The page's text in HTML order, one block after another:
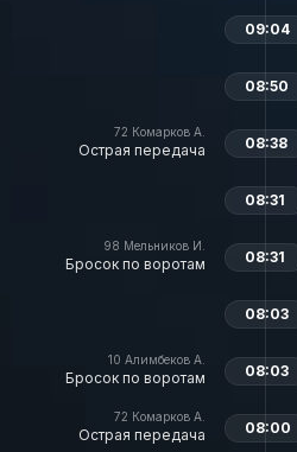
09:04
08:50
72 Комарков А.
Острая передача 08:38
08:31
98 Мельников И.
Бросок по воротам 08:31
08:03
10 Алимбеков А.
Бросок по воротам 08:03
72 Комарков А.
Острая передача 08:00